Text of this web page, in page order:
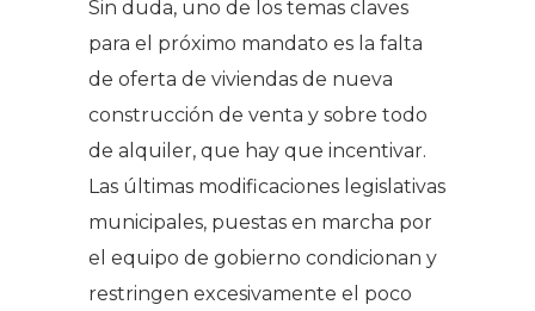
Sin duda, uno de los temas claves
para el próximo mandato es la falta
de oferta de viviendas de nueva
construcción de venta y sobre todo
de alquiler, que hay que incentivar.
Las últimas modificaciones legislativas
municipales, puestas en marcha por
el equipo de gobierno condicionan y
restringen excesivamente el poco